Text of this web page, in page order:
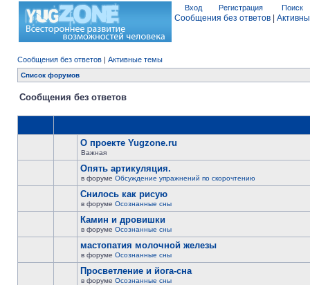
Вход Регистрация Поиск
Сообщения без ответов
Сообщения без ответов | Активные темы
Список форумов
Сообщения без ответов
О проекте Yugzone.ru
Важная
Опять артикуляция.
в форуме Обсуждение упражнений по скорочтению
Снилось как рисую
в форуме Осознанные сны
Камин и дровишки
в форуме Осознанные сны
мастопатия молочной железы
в форуме Осознанные сны
Просветление и йога-сна
в форуме Осознанные сны